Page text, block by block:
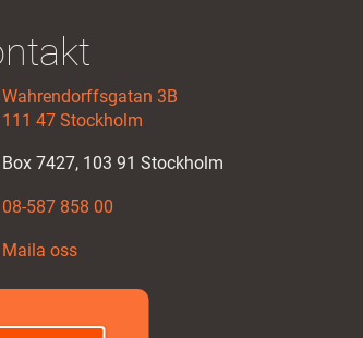
Wahrendorffsgatan 3B
111 47 Stockholm
Box 7427, 103 91 Stockholm
08-587 858 00
Maila oss